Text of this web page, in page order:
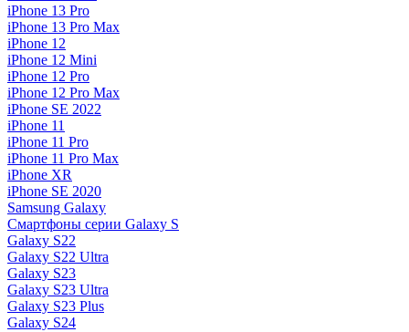
iPhone 13 Pro
iPhone 13 Pro Max
iPhone 12
iPhone 12 Mini
iPhone 12 Pro
iPhone 12 Pro Max
iPhone SE 2022
iPhone 11
iPhone 11 Pro
iPhone 11 Pro Max
iPhone XR
iPhone SE 2020
Samsung Galaxy
Смартфоны серии Galaxy S
Galaxy S22
Galaxy S22 Ultra
Galaxy S23
Galaxy S23 Ultra
Galaxy S23 Plus
Galaxy S24